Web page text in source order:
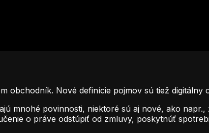
obchodník. Nové definície pojmov sú tiež digitálny
mnohé povinnosti, niektoré sú aj nové, ako
o práve odstúpiť od zmluvy, poskytnúť